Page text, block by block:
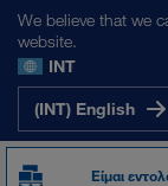
We believe that we
website.
INT
(INT) English
Είμαι